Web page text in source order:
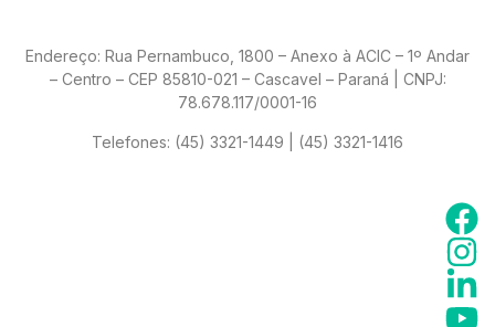
Endereço: Rua Pernambuco, 1800 – Anexo à ACIC – 1º Andar
– Centro – CEP 85810-021 – Cascavel – Paraná | CNPJ:
78.678.117/0001-16
Telefones: (45) 3321-1449 | (45) 3321-1416